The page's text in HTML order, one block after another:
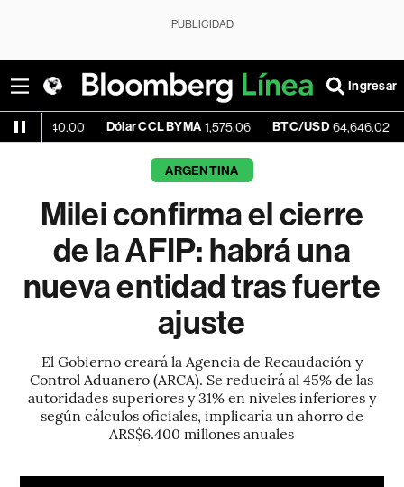
PUBLICIDAD
Ingresar
Dólar CCL BYMA 1,575.06 BTC/USD 64,646.02 -
ARGENTINA
Milei confirma el cierre
de la AFIP: habrá una
nueva entidad tras fuerte
ajuste
El Gobierno creará la Agencia de Recaudación y
Control Aduanero (ARCA). Se reducirá al 45% de las
autoridades superiores y 31% en niveles inferiores y
según cálculos oficiales, implicaría un ahorro de
ARS$6.400 millones anuales